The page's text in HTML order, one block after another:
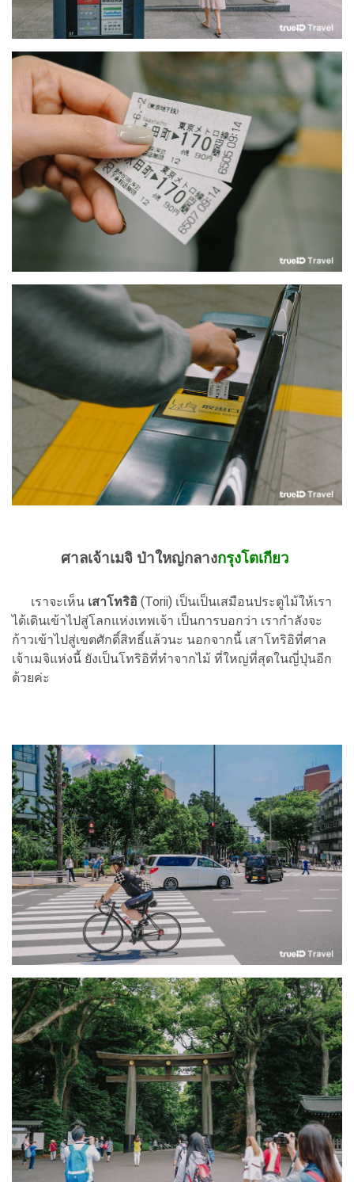
ศาลเจ้าเมจิ ป่าใหญ่กลางกรุงโตเกียว
เราจะเห็น เสาโทริอิ (Torii) เป็นเป็นเสมือนประตูไม้ให้เรา
ได้เดินเข้าไปสู่โลกแห่งเทพเจ้า เป็นการบอกว่า เรากำลังจะ
ก้าวเข้าไปสู่เขตศักดิ์สิทธิ์แล้วนะ นอกจากนี้ เสาโทริอิที่ศาล
เจ้าเมจิแห่งนี้ ยังเป็นโทริอิที่ทำจากไม้ ที่ใหญ่ที่สุดในญี่ปุ่นอีก
ด้วยค่ะ